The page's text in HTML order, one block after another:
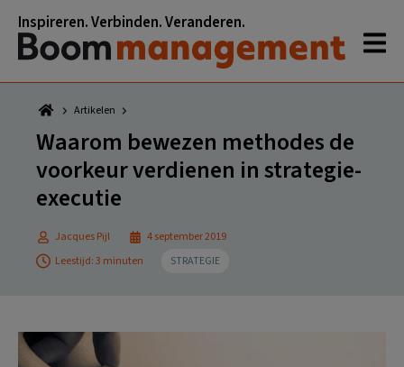
naar
hoofdnavigatie
naar
hoofd
inhoud
naar
eerste
sidebar
naar
voettekst
Inspireren. Verbinden. Veranderen.
Artikelen
Waarom bewezen methodes de
voorkeur verdienen in strategie-
executie
Jacques Pijl
4 september 2019
Leestijd: 3 minuten
STRATEGIE